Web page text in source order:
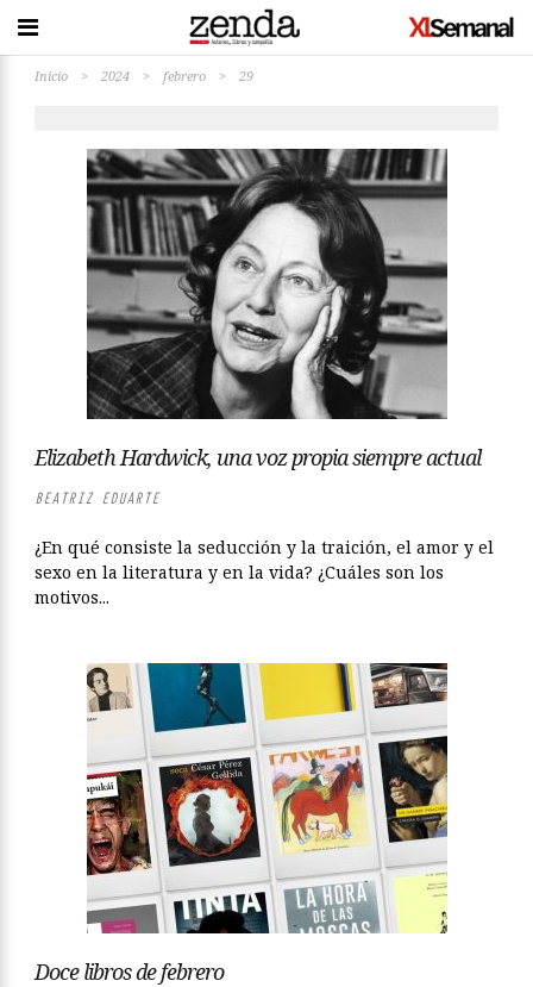
Inicio > 2024 > febrero > 29
Elizabeth Hardwick, una voz propia siempre actual
BEATRIZ EDUARTE
¿En qué consiste la seducción y la traición, el amor y el
sexo en la literatura y en la vida? ¿Cuáles son los
motivos...
Doce libros de febrero